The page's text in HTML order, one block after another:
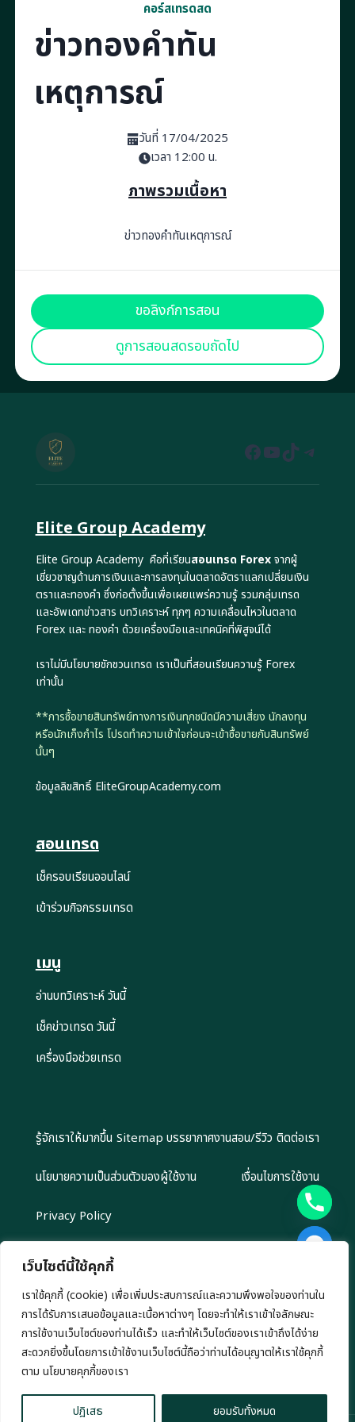
เว็บไซต์นี้ใช้คุกกี้
เราใช้คุกกี้ (cookie) เพื่อเพิ่มประสบการณ์และความพึงพอใจของท่านใน
การได้รับการเสนอข้อมูลและเนื้อหาต่างๆ โดยจะทำให้เราเข้าใจลักษณะ
การใช้งานเว็บไซต์ของท่านได้เร็ว และทำให้เว็บไซต์ของเราเข้าถึงได้ง่าย
สะดวกยิ่งขึ้นโดยการเข้าใช้งานเว็บไซต์นี้ถือว่าท่านได้อนุญาตให้เราใช้คุกกี้
ตาม นโยบายคุกกี้ของเรา
ปฎิเสธ ยอมรับทั้งหมด
คอร์สเทรดสด
ข่าวทองคำทัน
เหตุการณ์
วันที่ 17/04/2025
เวลา 12:00 น.
ภาพรวมเนื้อหา
ข่าวทองคำทันเหตุการณ์
ขอลิงก์การสอน
ดูการสอนสดรอบถัดไป
Facebook
YouTube
TikTok
Elite Group Academy
Elite Group Academy คือที่เรียนสอนเทรด Forexจากผู้
เชี่ยวชาญด้านการเงินและการลงทุนในตลาดอัตราแลกเปลี่ยนเงิน
ตราและทองคำ ซึ่งก่อตั้งขึ้นเพื่อเผยแพร่ความรู้ รวมกลุ่มเทรด
และอัพเดทข่าวสาร บทวิเคราะห์ ทุกๆ ความเคลื่อนไหวในตลาด
Forex และ ทองคำ ด้วยเครื่องมือและเทคนิคที่พิสูจน์ได้
เราไม่มีนโยบายชักชวนเทรด เราเป็นที่สอนเรียนความรู้ Forex
เท่านั้น
**การซื้อขายสินทรัพย์ทางการเงินทุกชนิดมีความเสี่ยง นักลงทุน
หรือนักเก็งกำไร โปรดทำความเข้าใจก่อนจะเข้าซื้อขายกับสินทรัพย์
นั้นๆ
ข้อมูลลิขสิทธิ์ EliteGroupAcademy.com
สอนเทรด
เช็ครอบเรียนออนไลน์
เข้าร่วมกิจกรรมเทรด
เมนู
อ่านบทวิเคราะห์ วันนี้
เช็คข่าวเทรด วันนี้
เครื่องมือช่วยเทรด
รู้จักเราให้มากขึ้น Sitemap บรรยากาศงานสอน/รีวิว ติดต่อเรา
นโยบายความเป็นส่วนตัวของผู้ใช้งาน เงื่อนไขการใช้งาน
Privacy Policy
Copyright 2024 EliteGroupAcademy.com © สงวนลิขสิทธิ์ตาม
กฎหมาย ห้ามนำไปทำซ้ำ หรือคัดลอกข้อมูลโดยไม่ได้รับอนุญาต
เรามีนโยบาย นำเสนอข้อมูลอย่างโปร่งสัยและเป็นกลาง ทุกข้อมูลที่นำเสนอ เรา
ไม่มีเจตนาชักชวนการลงทุน หรือ ชี้นำการลงทุนใดๆ ทั้งสิ้น
chaty